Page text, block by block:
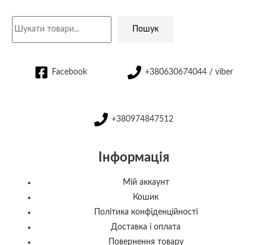
Пошук
Facebook +380630674044 / viber
+380974847512
Інформація
Мій аккаунт
Кошик
Політика конфіденційності
Доставка і оплата
Повернення товару